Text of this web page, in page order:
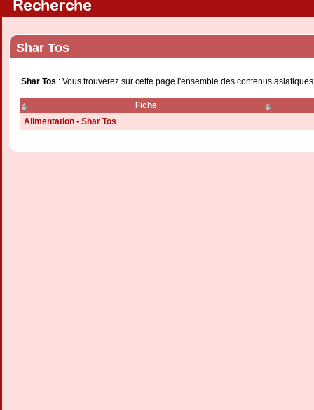
Recherche
Shar Tos
Shar Tos : Vous trouverez sur cette page l'ensemble des contenus
Fiche
Alimentation - Shar Tos